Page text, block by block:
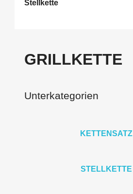
Stellkette
GRILLKETTE
Unterkategorien
KETTENSATZ
STELLKETTE